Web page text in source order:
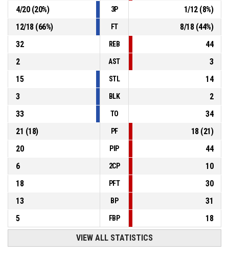
P4 00:15 6, M. Pařízková , 2pt jump shot missed
4/20(20%) 3P 1/12(8%)
12/18(66%) FT 8/18(44%)
32
REB
44
2
AST
3
15
STL
14
3
BLK
2
33
TO
34
21 (18) PF 18(21)
20
PIP
44
6
2CP
10
18
PFT
30
13
BP
31
5
FBP 18
VIEW ALL STATISTICS